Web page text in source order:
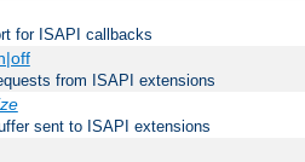
for ISAPI callbacks
from ISAPI extensions
sent to ISAPI extensions